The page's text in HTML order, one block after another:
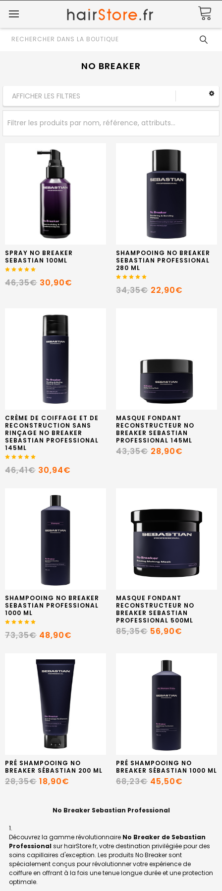
Rechercher
NO BREAKER
AFFICHER LES FILTRES
SPRAY NO BREAKER
SEBASTIAN 100ML
46,35€ 30,90€
SHAMPOOING NO BREAKER
SEBASTIAN PROFESSIONAL
280 ML
34,35€ 22,90€
CRÈME DE COIFFAGE ET DE
RECONSTRUCTION SANS
RINÇAGE NO BREAKER
SEBASTIAN PROFESSIONAL
145ML
46,41€ 30,94€
MASQUE FONDANT
RECONSTRUCTEUR NO
BREAKER SEBASTIAN
PROFESSIONAL 145ML
43,35€ 28,90€
SHAMPOOING NO BREAKER
SEBASTIAN PROFESSIONAL
1000 ML
73,35€ 48,90€
MASQUE FONDANT
RECONSTRUCTEUR NO
BREAKER SEBASTIAN
PROFESSIONAL 500ML
85,35€ 56,90€
PRÉ SHAMPOOING NO
BREAKER SÉBASTIAN 200 ML
28,35€ 18,90€
PRÉ SHAMPOOING NO
BREAKER SÉBASTIAN 1000 ML
68,23€ 45,50€
No Breaker Sebastian Professional
Découvrez la gamme révolutionnaire No Breaker de Sebastian
Professional sur hairStore.fr, votre destination privilégiée pour des
soins capillaires d'exception. Les produits No Breaker sont
spécialement conçus pour révolutionner votre expérience de
coiffure en offrant à la fois une tenue longue durée et une protection
optimale.